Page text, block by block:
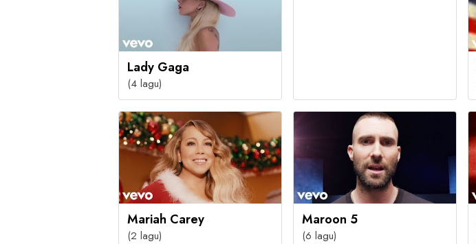
Lady Gaga
(4 lagu)
Mariah Carey
(2 lagu)
Maroon 5
(6 lagu)